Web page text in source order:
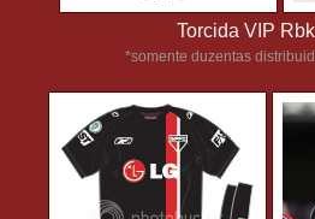
Torcida VIP
*somente duzentas